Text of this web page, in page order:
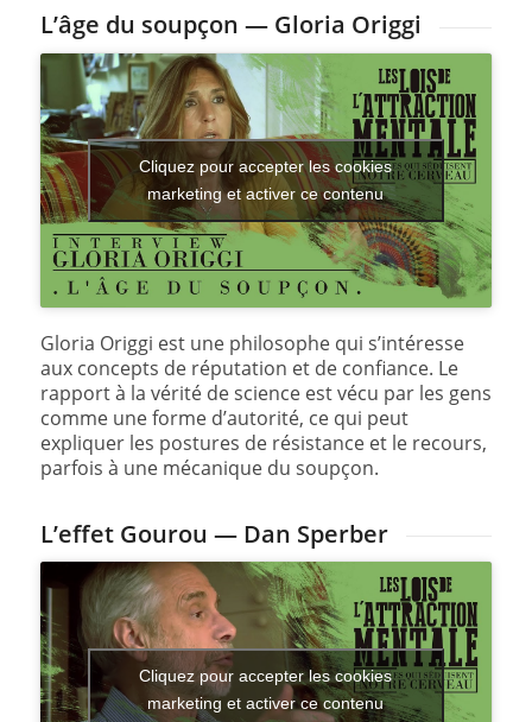
L’âge du soupçon — Gloria Origgi
Cliquez pour accepter les cookies
marketing et activer ce contenu
Gloria Origgi est une philosophe qui s’intéresse
aux concepts de réputation et de confiance. Le
rapport à la vérité de science est vécu par les gens
comme une forme d’autorité, ce qui peut
expliquer les postures de résistance et le recours,
parfois à une mécanique du soupçon.
L’effet Gourou — Dan Sperber
Cliquez pour accepter les cookies
marketing et activer ce contenu